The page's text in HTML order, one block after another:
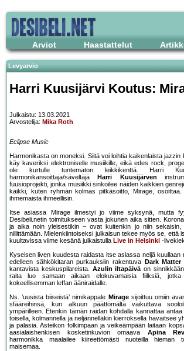
Arviot Haastattelut
Levyarvio
Harri Kuusijärvi Koutus:
Julkaistu: 13.03.2021
Arvostelija: Mika Roth
Eclipse Music
Harmonikasta on moneksi. Siitä voi loihtia kaikenlaista
käy kaveriksi elektroniselle musiikille, eikä edes rock,
ole kurtulle tuntematon leikkikenttä. Harri
harmonikansoittaja/säveltäjä
Harri Kuusijärven
fuusioprojekti, jonka musiikki sinkoilee näiden kaikkien
kaikki, kuten ryhmän kolmas pitkäsoitto, Mirage,
ihmemaista ihmeellisin.
Itse asiassa Mirage ilmestyi jo viime syksynä, mutta
Desibeli.netin toimitukseen vasta jokunen aika sitten.
ja aika noin yleisestikin – ovat kuitenkin jo niin sekaisin,
nillittämään. Mielenkiintoiseksi julkaisun tekee myös se, että
kuultavissa viime kesänä julkaistulla Live in Helsinki -
Kyseisen liven kuudesta raidasta itse asiassa neljä kuullaan
edelleen sähkökitaran purkauksiin rakentuva
Dark Matter
kantavista keskuspilareista. Azulin iltapäiväon
raita luo samaan aikaan elokuvamaisia fiilksiä,
kokeellisemman leffan ääniraidalle.
Ns. ’uusista biiseistä’ nimikappale Miragesijoittuu omiin
sfääreihinsä, kun alkuun päättömältä vaikuttava
ympärilleen. Etenkin tämän raidan kohdalla kannattaa
toisella, kolmannella ja neljännelläkin kierroksella havaitsee
ja palasia. Asteikon folkimpaan ja veikeämpään laitaan
aasialaishenkisen kosketinkuvion omaava Apina
harmonikka maalailee kiireettömästi nuoteilla hieman
maisemaa.